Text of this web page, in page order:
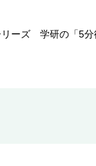
ーズ 学研の「5